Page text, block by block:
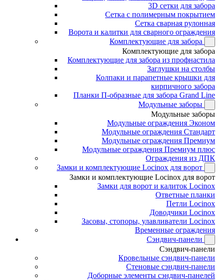
3D сетки для забора
Сетка с полимерным покрытием
Сетка сварная рулонная
Ворота и калитки для сварного ограждения
Комплектующие для забора
Комплектующие для забора
Комплектующие для забора из профнастила
Заглушки на столбы
Колпаки и парапетные крышки для
кирпичного забора
Планки П-образные для забора Grand Line
Модульные заборы
Модульные заборы
Модульные ограждения Эконом
Модульные ограждения Стандарт
Модульные ограждения Премиум
Модульные ограждения Премиум плюс
Ограждения из ДПК
Замки и комплектующие Locinox для ворот
Замки и комплектующие Locinox для ворот
Замки для ворот и калиток Locinox
Ответные планки
Петли Locinox
Доводчики Locinox
Засовы, стопоры, улавливатели Locinox
Временные ограждения
Сэндвич-панели
Сэндвич-панели
Кровельные сэндвич-панели
Стеновые сэндвич-панели
Доборные элементы сэндвич-панелей